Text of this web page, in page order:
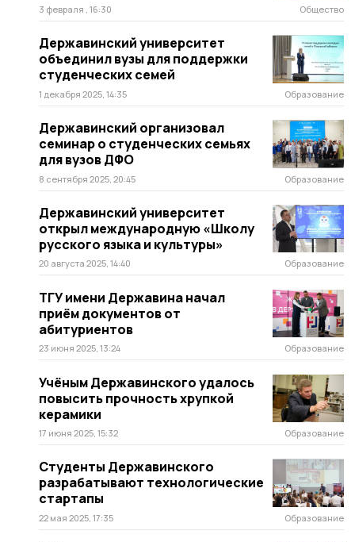
3 февраля , 16:30 Общество
Державинский университет
объединил вузы для поддержки
студенческих семей
1 декабря 2025, 14:35 Образование
Державинский организовал
семинар о студенческих семьях
для вузов ДФО
8 сентября 2025, 20:45 Образование
Державинский университет
открыл международную «Школу
русского языка и культуры»
20 августа 2025, 14:40 Образование
ТГУ имени Державина начал
приём документов от
абитуриентов
23 июня 2025, 13:24 Образование
Учёным Державинского удалось
повысить прочность хрупкой
керамики
17 июня 2025, 15:32 Образование
Студенты Державинского
разрабатывают технологические
стартапы
22 мая 2025, 17:35 Образование